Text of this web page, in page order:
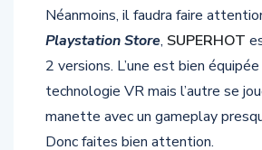
Néanmoins, il faudra faire
Playstation Store, SUPERHOT
2 versions. L’une est bien
technologie VR mais l’autre se
manette avec un gameplay
Donc faites bien attention.